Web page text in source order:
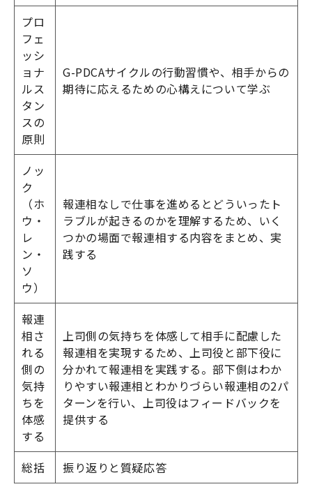
プロ
フェ
ッシ
ョナ
ルス
タン
スの
原則
G-PDCAサイクルの行動習慣や、相手からの
期待に応えるための心構えについて学ぶ
ノッ
ク
（ホ
ウ・
レ
ン・
ソ
ウ）
報連相なしで仕事を進めるとどういったト
ラブルが起きるのかを理解するため、いく
つかの場面で報連相する内容をまとめ、実
践する
報連
相さ
れる
側の
気持
ちを
体感
する
上司側の気持ちを体感して相手に配慮した
報連相を実現するため、上司役と部下役に
分かれて報連相を実践する。部下側はわか
りやすい報連相とわかりづらい報連相の2パ
ターンを行い、上司役はフィードバックを
提供する
総括 振り返りと質疑応答